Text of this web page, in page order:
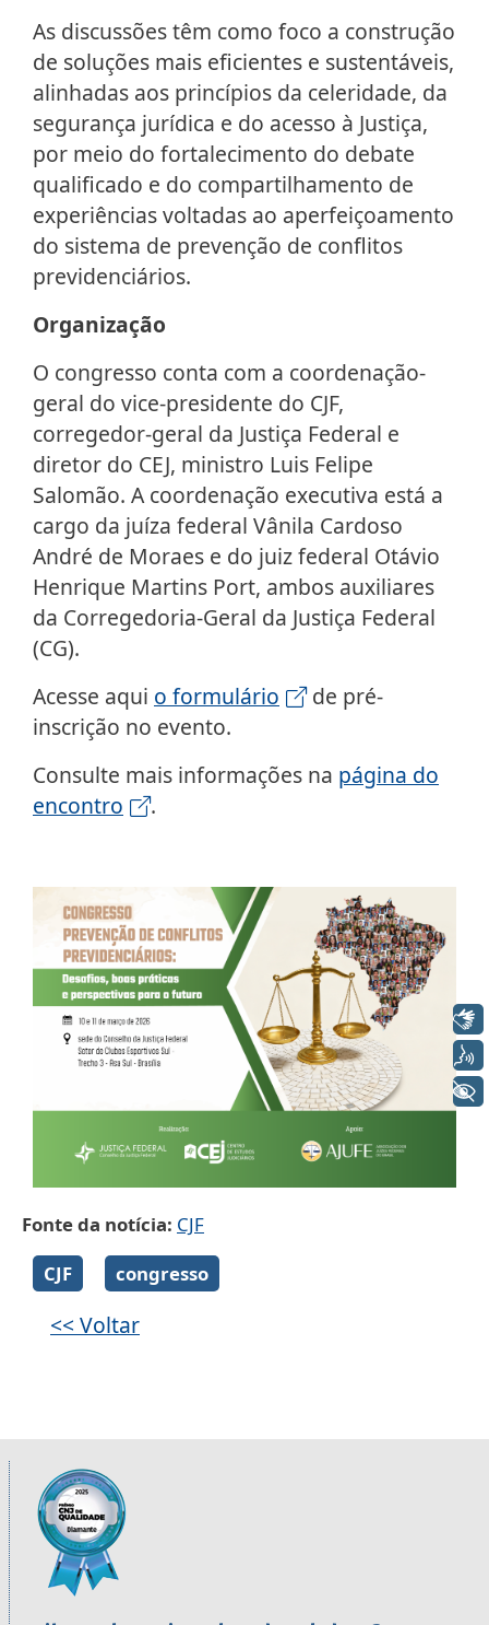
As discussões têm como foco a construção
de soluções mais eficientes e sustentáveis,
alinhadas aos princípios da celeridade, da
segurança jurídica e do acesso à Justiça,
por meio do fortalecimento do debate
qualificado e do compartilhamento de
experiências voltadas ao aperfeiçoamento
do sistema de prevenção de conflitos
previdenciários.
Organização
O congresso conta com a coordenação-
geral do vice-presidente do CJF,
corregedor-geral da Justiça Federal e
diretor do CEJ, ministro Luis Felipe
Salomão. A coordenação executiva está a
cargo da juíza federal Vânila Cardoso
André de Moraes e do juiz federal Otávio
Henrique Martins Port, ambos auxiliares
da Corregedoria-Geral da Justiça Federal
(CG).
Acesse aqui o formulário
de pré-
inscrição no evento.
Consulte mais informações na página do
encontro
.
Fonte da notícia CJF
CJF
congresso
<< Voltar
Informações úteis sobre os órgãos da 2ª
Imagem
Libras
Voz
+ Acessibilidade